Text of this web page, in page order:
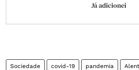
Já adicionei
Sociedade covid-19 pandemia